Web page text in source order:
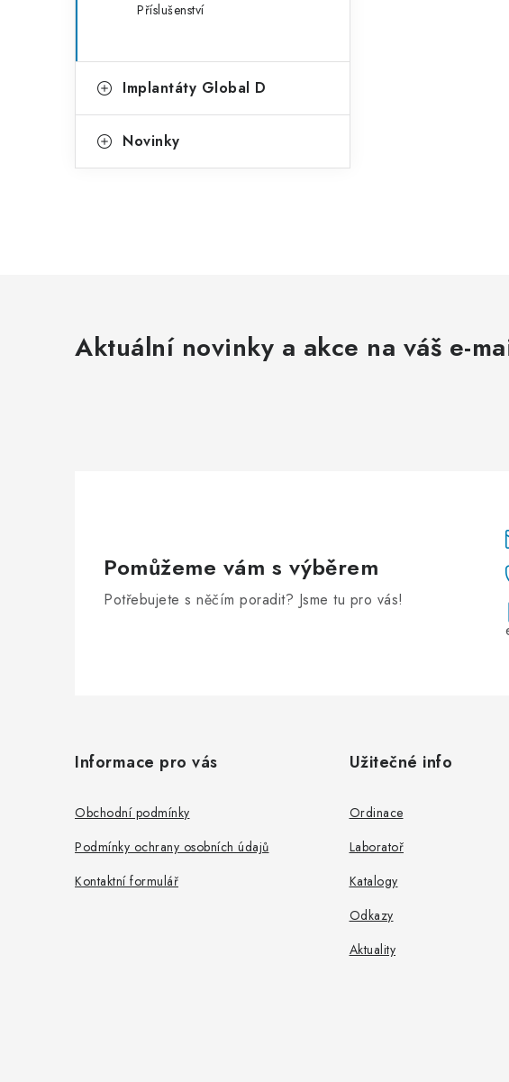
Příslušenství
Implantáty Global D
Novinky
Aktuální novinky a akce na váš e-
Pomůžeme vám s výběrem
Potřebujete s něčím poradit? Jsme tu pro vás!
Informace pro vás
Obchodní podmínky
Podmínky ochrany osobních údajů
Kontaktní formulář
Užitečné info
Ordinace
Laboratoř
Katalogy
Odkazy
Aktuality